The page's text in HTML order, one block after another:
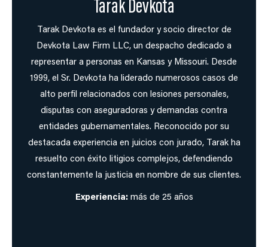
Tarak Devkota
Tarak Devkota es el fundador y socio director de
Devkota Law Firm LLC, un despacho dedicado a
representar a personas en Kansas y Missouri. Desde
1999, el Sr. Devkota ha liderado numerosos casos de
alto perfil relacionados con lesiones personales,
disputas con aseguradoras y demandas contra
entidades gubernamentales. Reconocido por su
destacada experiencia en juicios con jurado, Tarak ha
resuelto con éxito litigios complejos, defendiendo
constantemente la justicia en nombre de sus clientes.
Experiencia:más de 25 años